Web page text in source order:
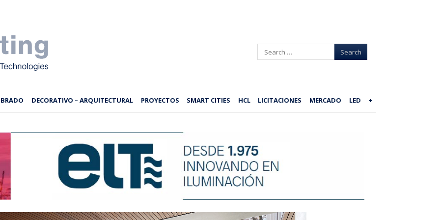
Search
DECORATIVO – ARQUITECTURAL PROYECTOS SMART CITIES HCL LICITACIONES MERCADO LED +